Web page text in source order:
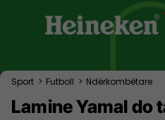
Sport > Futboll > Ndërkombëtare
Lamine Yamal do